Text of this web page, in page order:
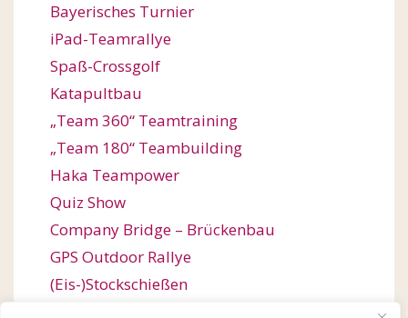
Bayerisches Turnier
iPad-Teamrallye
Spaß-Crossgolf
Katapultbau
„Team 360“ Teamtraining
„Team 180“ Teambuilding
Haka Teampower
Quiz Show
Company Bridge – Brückenbau
GPS Outdoor Rallye
(Eis-)Stockschießen